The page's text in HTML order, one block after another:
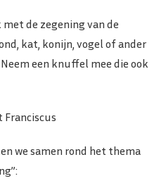
de zegening van de
kat, konijn, vogel of ander
een knuffel mee die ook
we samen rond het thema